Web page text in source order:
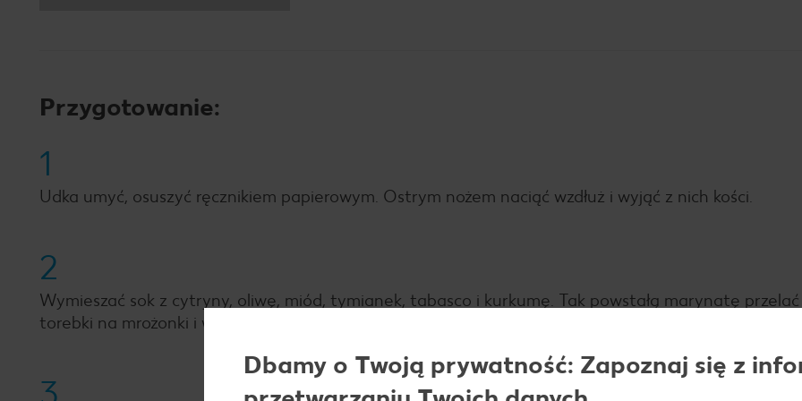
Przygotowanie:
1
Udka umyć, osuszyć ręcznikiem papierowym. Ostrym nożem naciąć wzdłuż i wyjąć z nich kości.
2
Wymieszać sok z cytryny, oliwę, miód, tymianek, tabasco i kurkumę. Tak powstałą marynatę
torebki na mrożonki i włożyć udka. Całość dobrze wymieszać i odłożyć na około 2 godziny.
Dbamy o Twoją prywatność: Zapoznaj się z